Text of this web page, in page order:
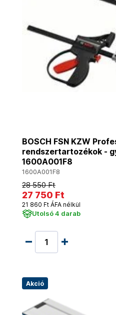
BOSCH FSN KZW
rendszertartozékok -
1600A001F8
1600A001F8
28 550 Ft
27 750 Ft
21 860 Ft ÁFA nélkül
Utolsó 4 darab
Akció